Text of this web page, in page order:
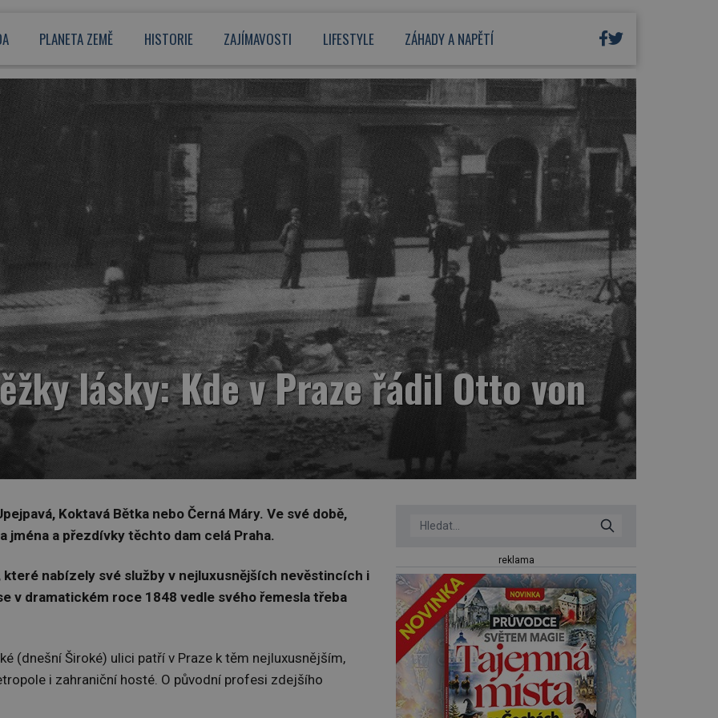
PLANETA ZEMĚ HISTORIE ZAJÍMAVOSTI LIFESTYLE ZÁHADY A NAPĚTÍ
lásky: Kde v Praze řádil Otto von
Koktavá Bětka nebo Černá Máry. Ve své době,
a přezdívky těchto dam celá Praha.
nabízely své služby v nejluxusnějších nevěstincích i
v dramatickém roce 1848 vedle svého řemesla třeba
(dnešní Široké) ulici patří v Praze k těm nejluxusnějším,
i zahraniční hosté. O původní profesi zdejšího
reklama